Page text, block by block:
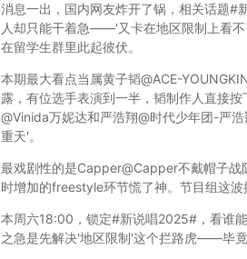
消息一出，国内网友炸开了锅，相关话题#
人却只能干着急——'又卡在地区限制上看
在留学生群里此起彼伏。
本期最大看点当属黄子韬@ACE-
露，有位选手表演到一半，韬制作人直接
@Vinida万妮达和严浩翔@时代少年团-严浩
重天'。
最戏剧性的是Capper@Capper不戴帽子战
时增加的freestyle环节慌了神。节目组这
本周六18:00，锁定#新说唱2025# ，看谁
之急是先解决'地区限制'这个拦路虎——毕